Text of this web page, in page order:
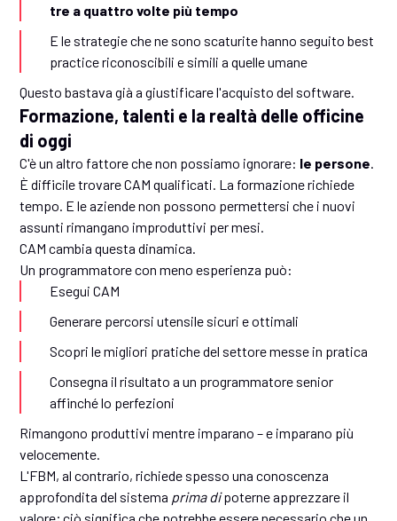
tre a quattro volte più tempo
E le strategie che ne sono scaturite hanno seguito best
practice riconoscibili e simili a quelle umane
Questo bastava già a giustificare l'acquisto del software.
Formazione, talenti e la realtà delle officine
di oggi
C'è un altro fattore che non possiamo ignorare: le persone
È difficile trovare CAM qualificati. La formazione richiede
tempo. E le aziende non possono permettersi che i nuovi
assunti rimangano improduttivi per mesi.
CAM cambia questa dinamica.
Un programmatore con meno esperienza può:
Esegui CAM
Generare percorsi utensile sicuri e ottimali
Scopri le migliori pratiche del settore messe in pratica
Consegna il risultato a un programmatore senior
affinché lo perfezioni
Rimangono produttivi mentre imparano – e imparano più
velocemente.
L'FBM, al contrario, richiede spesso una conoscenza
approfondita del sistema prima dipoterne apprezzare il
valore; ciò significa che potrebbe essere necessario che un